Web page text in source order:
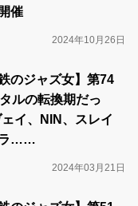
催
2024年10月26日
のジャズ女】第74
ルの転換期だっ
イ、NIN、スレイ
ラ……
2024年03月21日